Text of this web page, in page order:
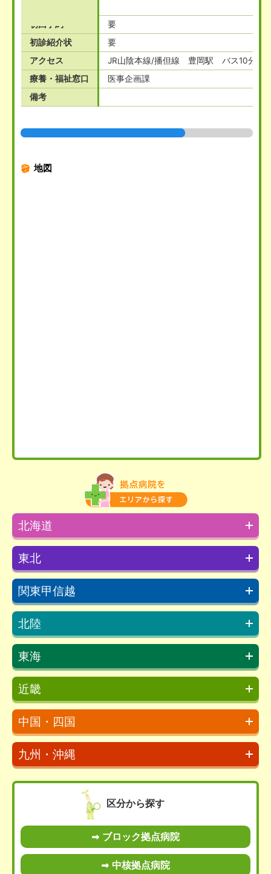
初回予約
要
初診紹介状
要
アクセス
JR山陰本線/播但線 豊岡駅 バス10分
療養・福祉窓口
医事企画課
備考
地図
北海道
東北
関東甲信越
北陸
東海
近畿
中国・四国
九州・沖縄
区分から探す
ブロック拠点病院
中核拠点病院